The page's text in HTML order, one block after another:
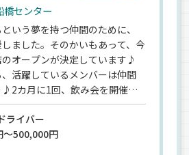
橋センター
いう夢を持つ仲間のために、
ました。そのかいもあって、今
オープンが決定しています♪
活躍しているメンバーは仲間
カ月に1回、飲み会を開催す
ションが活発で、仕事中もチー
！【未経験者も大歓迎】お任
を個人宅にお届けするお仕
のチームで配送しています。
ライバー
～500,000円